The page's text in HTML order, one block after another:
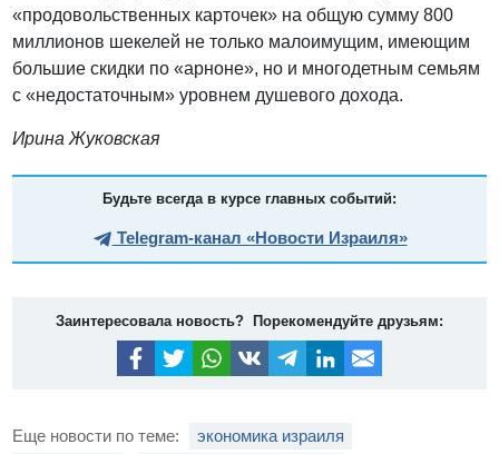
«продовольственных карточек» на общую сумму 800
миллионов шекелей не только малоимущим, имеющим
большие скидки по «арноне», но и многодетным семьям
с «недостаточным» уровнем душевого дохода.
Ирина Жуковская
Будьте всегда в курсе главных событий:
Telegram-канал «Новости Израиля»
Заинтересовала новость? Порекомендуйте друзьям:
Еще новости по теме:
экономика израиля